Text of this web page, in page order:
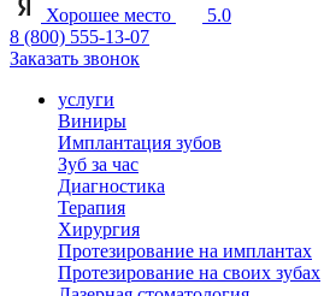
Хорошее место
5.0
8 (800) 555-13-07
Заказать звонок
услуги
Виниры
Имплантация зубов
Зуб за час
Диагностика
Терапия
Хирургия
Протезирование на имплантах
Протезирование на своих зубах